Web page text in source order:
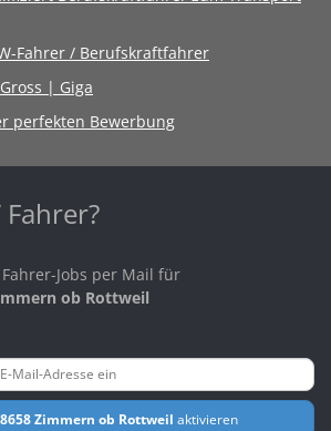
Fahrer / Berufskraftfahrer
| Giga
perfekten Bewerbung
Jobs per Mail für
ob Rottweil
Zimmern ob Rottweil aktivieren